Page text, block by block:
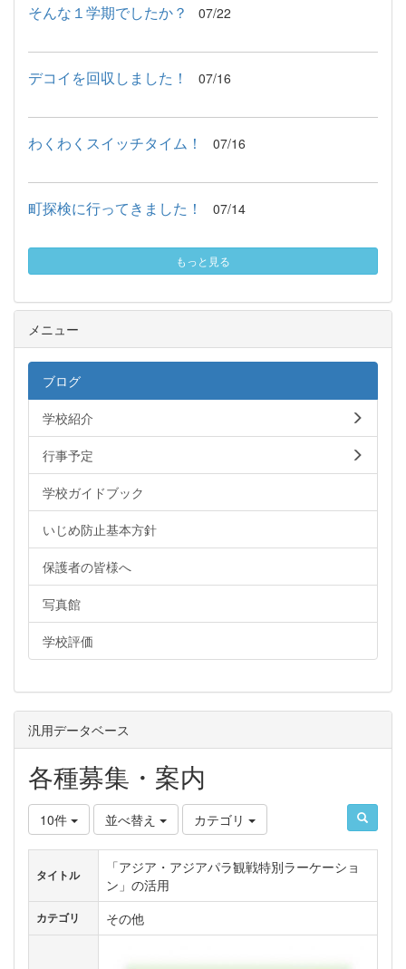
そんな１学期でしたか？ 07/22
デコイを回収しました！ 07/16
わくわくスイッチタイム！ 07/16
町探検に行ってきました！ 07/14
もっと見る
メニュー
ブログ
学校紹介
行事予定
学校ガイドブック
いじめ防止基本方針
保護者の皆様へ
写真館
学校評価
汎用データベース
各種募集・案内
10件 並べ替え カテゴリ
タイトル
「アジア・アジアパラ観戦特別ラーケーショ
ン」の活用
カテゴリ その他